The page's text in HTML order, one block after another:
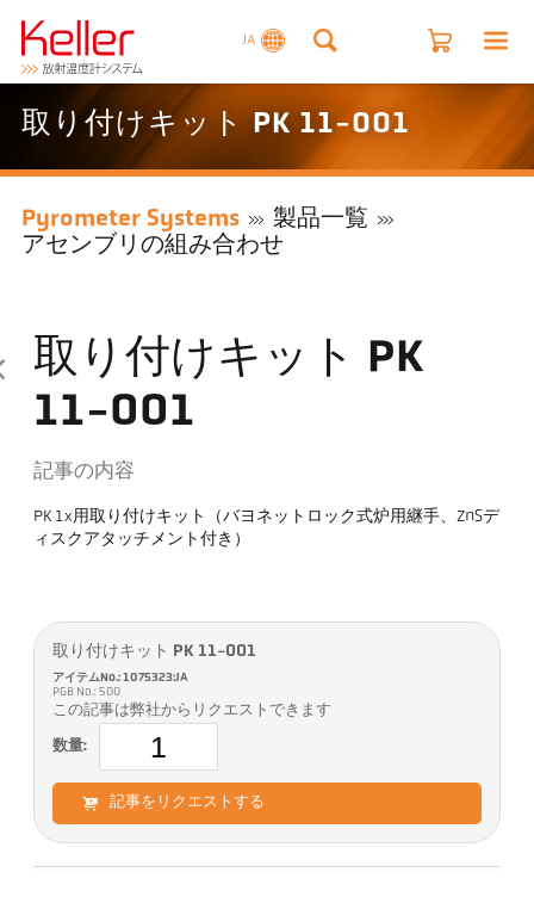
JA
取り付けキット PK 11-001
Pyrometer Systems
製品一覧
アセンブリの組み合わせ
取り付けキット PK
11-001
記事の内容
PK 1x用取り付けキット（バヨネットロック式炉用継手、ZnSデ
ィスクアタッチメント付き）
取り付けキット PK 11-001
アイテムNo.: 1075323:JA
PGB No.: 500
この記事は弊社からリクエストできます
数量:
記事をリクエストする